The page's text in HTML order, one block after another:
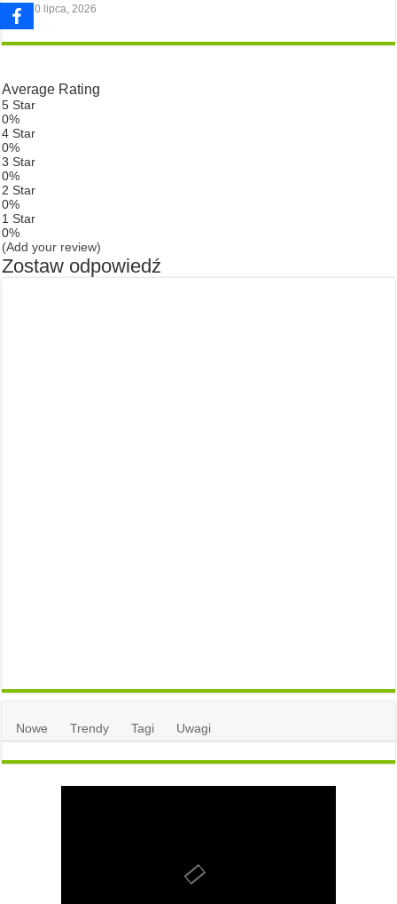
30 lipca, 2026
Average Rating
5 Star
0%
4 Star
0%
3 Star
0%
2 Star
0%
1 Star
0%
(Add your review)
Zostaw odpowiedź
Nowe Trendy Tagi Uwagi